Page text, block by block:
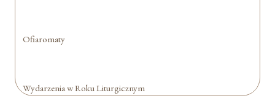
Ofiaromaty
Wydarzenia w Roku Liturgicznym